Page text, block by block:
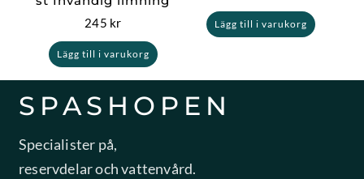
245 kr
Lägg till i varukorg
Lägg till i varukorg
SPASHOPEN
Specialister på,
reservdelar och vattenvård.